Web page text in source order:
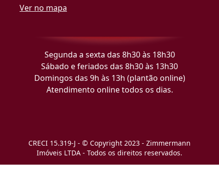
Ver no mapa
Segunda a sexta das 8h30 às 18h30
Sábado e feriados das 8h30 às 13h30
Domingos das 9h às 13h (plantão online)
Atendimento online todos os dias.
CRECI 15.319-J - © Copyright 2023 - Zimmermann
Imóveis LTDA - Todos os direitos reservados.